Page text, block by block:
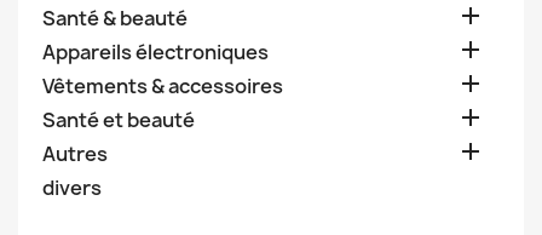
Santé & beauté 
Appareils électroniques 
Vêtements & accessoires 
Santé et beauté 
Autres 
divers